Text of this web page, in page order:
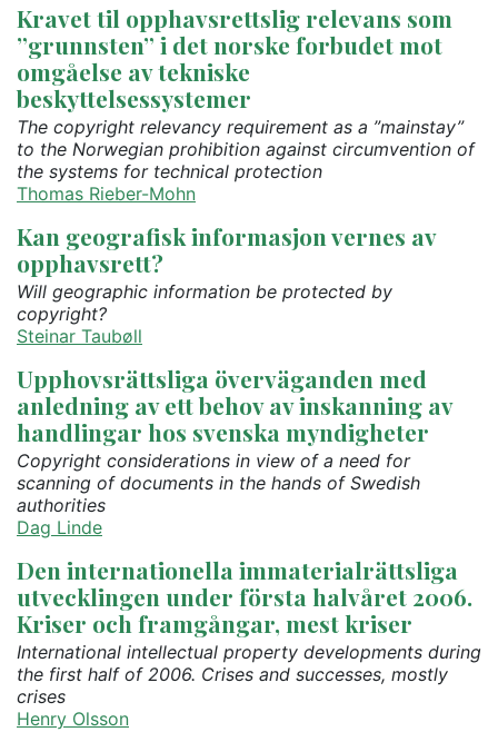
Kravet til opphavsrettslig relevans som
”grunnsten” i det norske forbudet mot
omgåelse av tekniske
beskyttelsessystemer
The copyright relevancy requirement as a ”mainstay”
to the Norwegian prohibition against circumvention of
the systems for technical protection
Thomas Rieber-Mohn
Kan geografisk informasjon vernes av
opphavsrett?
Will geographic information be protected by
copyright?
Steinar Taubøll
Upphovsrättsliga överväganden med
anledning av ett behov av inskanning av
handlingar hos svenska myndigheter
Copyright considerations in view of a need for
scanning of documents in the hands of Swedish
authorities
Dag Linde
Den internationella immaterialrättsliga
utvecklingen under första halvåret 2006.
Kriser och framgångar, mest kriser
International intellectual property developments during
the first half of 2006. Crises and successes, mostly
crises
Henry Olsson